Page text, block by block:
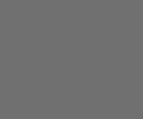
山の表情を残し
のない方もお任